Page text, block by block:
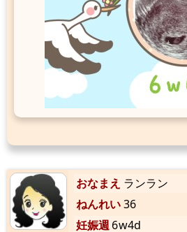
おなまえ ランラン
ねんれい36
妊娠週6w4d